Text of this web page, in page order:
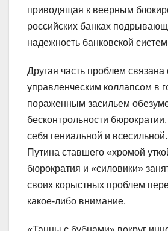
приводящая к веерным
российских банках
надежность банковской
Другая часть проблем связана
управленческим коллапсом в
пораженным засильем
бесконтрольности
себя гениальной и
Путина ставшего «хромой
бюрократия и «силовики»
своих корыстных проблем
какое-либо внимание.